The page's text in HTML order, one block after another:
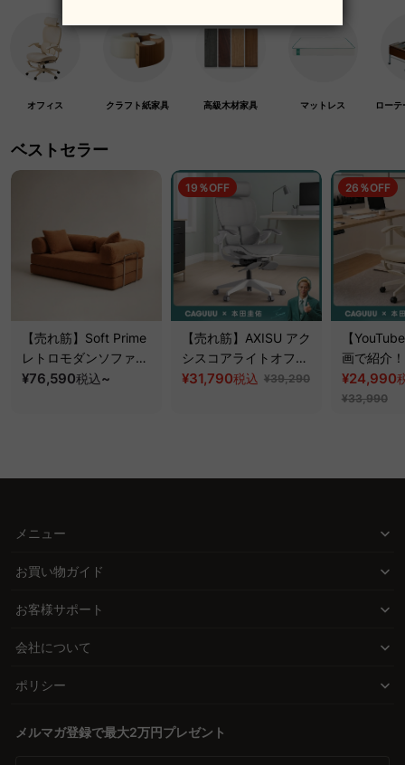
オフィス クラフト紙家具 高級木材家具 マットレス ロー
ベストセラー
【売れ筋】Soft Prime
レトロモダンソファベ
ッド｜20色以上から選
¥76,590税込~
19％OFF
【売れ筋】AXISU アク
シスコアライトオフィ
スチェア
¥31,790税込 ¥39,290
26％OFF
【
画で紹介
クシスエ
オフィス
¥24,990
¥33,990
メニュー
お買い物ガイド
お客様サポート
会社について
ポリシー
メルマガ登録で最大2万円プレゼント